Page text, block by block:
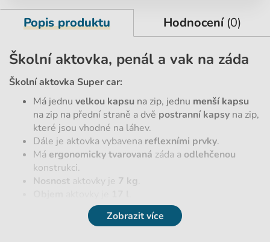
Popis produktu Hodnocení (0)
Školní aktovka, penál a vak na záda
Školní aktovka Super car:
Má jednu velkou kapsu na zip, jednu menší kapsu
na zip na přední straně a dvě postranní kapsy na zip,
které jsou vhodné na láhev.
Dále je aktovka vybavena reflexními prvky.
Má ergonomicky tvarovaná záda a odlehčenou
konstrukci.
Nosnost aktovky je 7 kg
Zobrazit více